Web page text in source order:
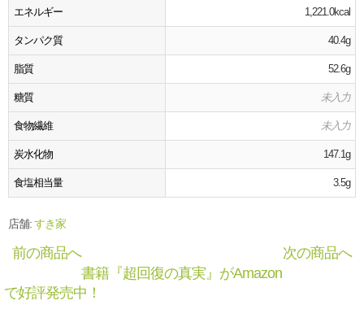
エネルギー 1,221.0kcal
タンパク質 40.4g
脂質 52.6g
糖質 未入力
食物繊維 未入力
炭水化物 147.1g
食塩相当量 3.5g
店舗:すき家
前の商品へ
次の商品へ
書籍『超回復の真実』がAmazon
で好評発売中！